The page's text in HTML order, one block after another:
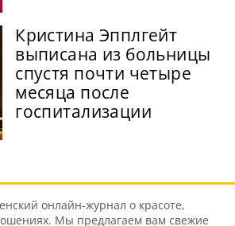
Кристина Эпплгейт
выписана из больницы
спустя почти четыре
месяца после
госпитализации
онлайн-журнал о красоте,
Мы предлагаем вам свежие